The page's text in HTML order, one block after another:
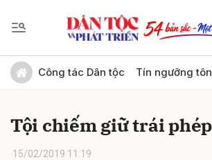
Công tác Dân tộc Tín ngưỡng
Tội chiếm giữ trái
15/02/2019 11:19
Gửi bình luận